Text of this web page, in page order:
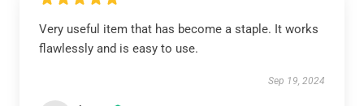
Very useful item that has become a staple. It works
flawlessly and is easy to use.
Sep 19, 2024